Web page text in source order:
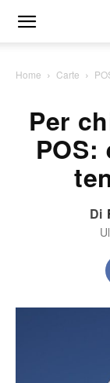
Home Carte
Per
Di